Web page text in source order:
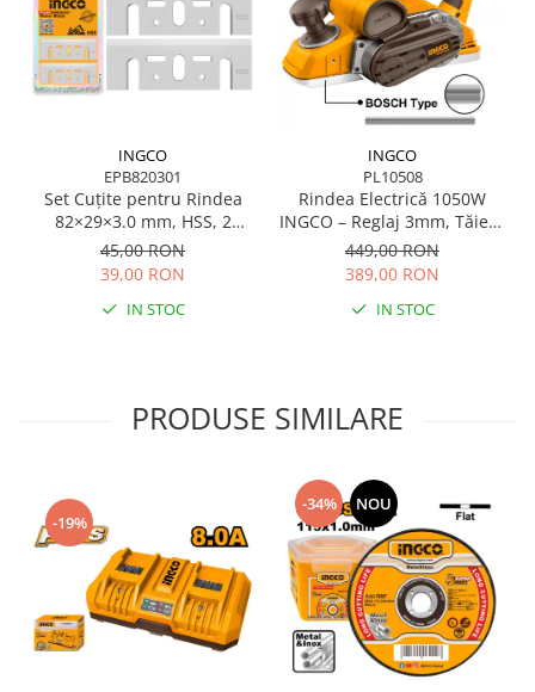
Scule pentru grădină
Suflantă frunze
Suporturi laptop
Trimmere
Trusă tubulare
INGCO
EPB820301
Set Cuțite pentru Rindea
82×29×3.0 mm, HSS, 2
bucăți
45,00 RON
39,00 RON
IN STOC
INGCO
PL10508
Rindea Electrică 1050W
INGCO – Reglaj 3mm, Tăiere
82x3mm, 16.000 rpm
449,00 RON
389,00 RON
IN STOC
PRODUSE SIMILARE
-19%
-34% NOU